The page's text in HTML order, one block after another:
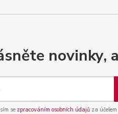
novinky,
se zpracováním osobních údajů za